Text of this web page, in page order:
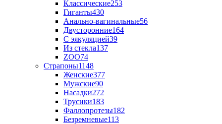
Классические253
Гиганты430
Анально-вагинальные56
Двусторонние164
С эякуляцией39
Из стекла137
ZOO74
Страпоны1148
Женские377
Мужские90
Насадки272
Трусики183
Фаллопротезы182
Безремневые113